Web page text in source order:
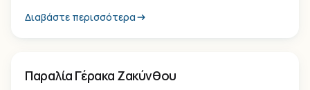
Διαβάστε περισσότερα
Παραλία Γέρακα Ζακύνθου